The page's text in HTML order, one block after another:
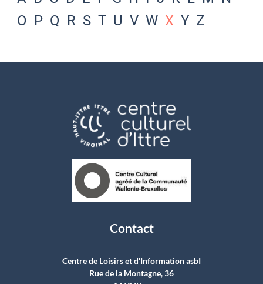
O P Q R S T U V W X Y Z
Contact
Centre de Loisirs et d'Information asbI
Rue de la Montagne, 36